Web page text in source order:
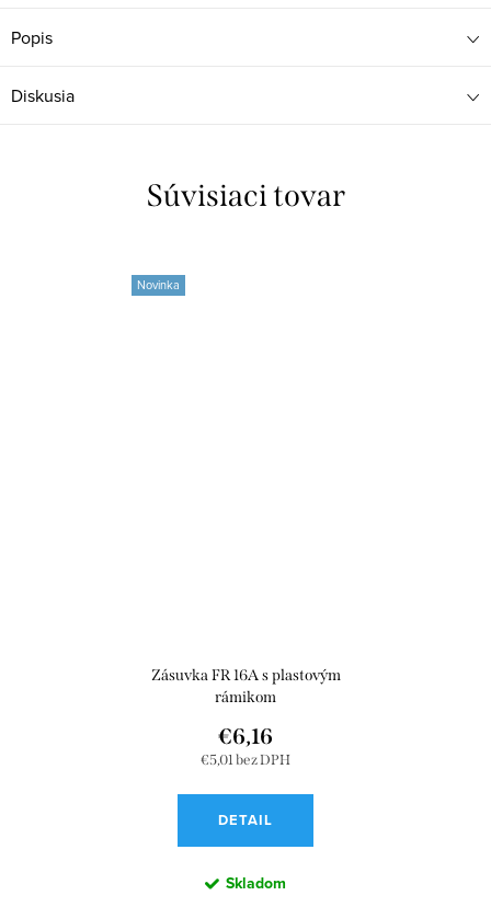
Popis
Diskusia
Súvisiaci tovar
Novinka
Zásuvka FR 16A s plastovým
rámikom
€5,01 bez DPH
€6,16
DETAIL
Skladom